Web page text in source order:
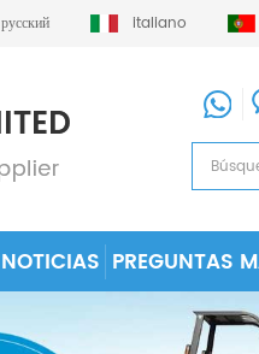
русский italiano
NOTICIAS PREGUNTAS